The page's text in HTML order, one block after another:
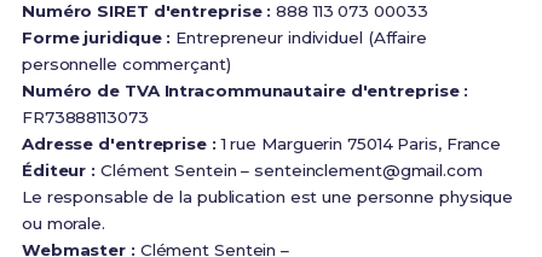
Numéro SIRET d'entreprise :888 113 073 00033
Forme juridique : Entrepreneur individuel (Affaire
personnelle commerçant)
Numéro de TVA Intracommunautaire d'entreprise :
FR73888113073
Adresse d'entreprise :1 rue Marguerin 75014 Paris, France
Éditeur : Clément Sentein –senteinclement@gmail.com
Le responsable de la publication est une personne physique
ou morale.
Webmaster : Clément Sentein –